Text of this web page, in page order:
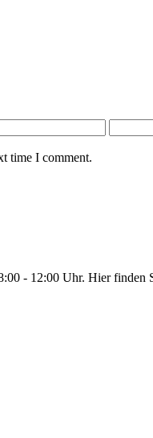
time I comment.
- 12:00 Uhr. Hier finden